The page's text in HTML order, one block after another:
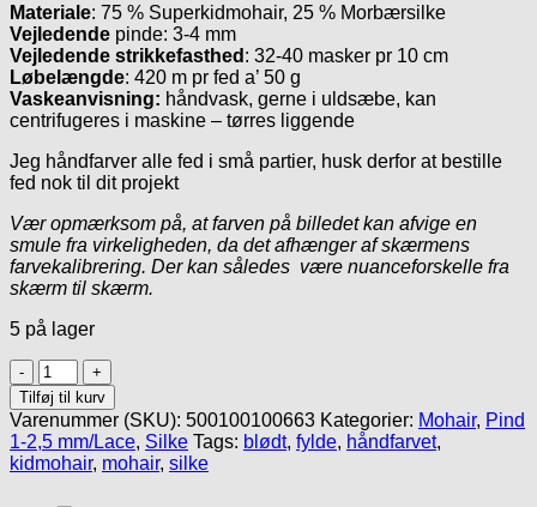
Materiale: 75 % Superkidmohair, 25 % Morbærsilke
Vejledende pinde: 3-4 mm
Vejledende strikkefasthed : 32-40 masker pr 10 cm
Løbelængde: 420 m pr fed a’ 50 g
Vaskeanvisning: håndvask, gerne i uldsæbe, kan
centrifugeres i maskine – tørres liggende
Jeg håndfarver alle fed i små partier, husk derfor at bestille
fed nok til dit projekt
Vær opmærksom på, at farven på billedet kan afvige en
smule fra virkeligheden, da det afhænger af skærmens
farvekalibrering. Der kan således være nuanceforskelle fra
skærm til skærm.
5 på lager
Håndfarvet
Silke
Mohair
/
#
2
Tilføj til kurv
Varenummer (SKU): 500100100663 Kategorier: Mohair, Pind
1-2,5 mm/Lace, Silke Tags: blødt, fylde, håndfarvet,
kidmohair, mohair, silke